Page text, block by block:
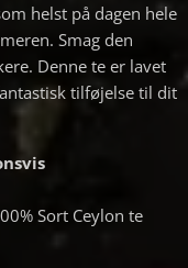
helst på dagen hele
Smag den
Denne te er lavet
tilføjelse til dit
Sort Ceylon te